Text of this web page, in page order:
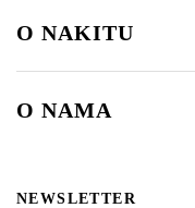
O NAKITU
O NAMA
NEWSLETTER